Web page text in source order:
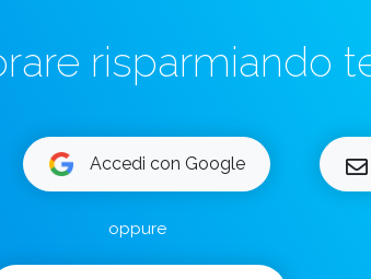
risparmiando
Accedi con Google
oppure